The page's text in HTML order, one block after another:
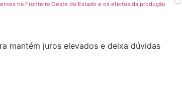
na Fronteira Oeste do Estado e os efeitos da produção
mantém juros elevados e deixa dúvidas